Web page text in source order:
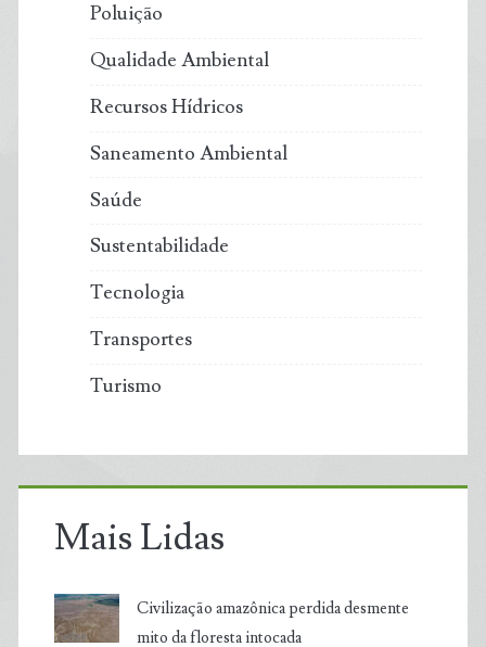
Poluição
Qualidade Ambiental
Recursos Hídricos
Saneamento Ambiental
Saúde
Sustentabilidade
Tecnologia
Transportes
Turismo
Mais Lidas
Civilização amazônica perdida desmente
mito da floresta intocada